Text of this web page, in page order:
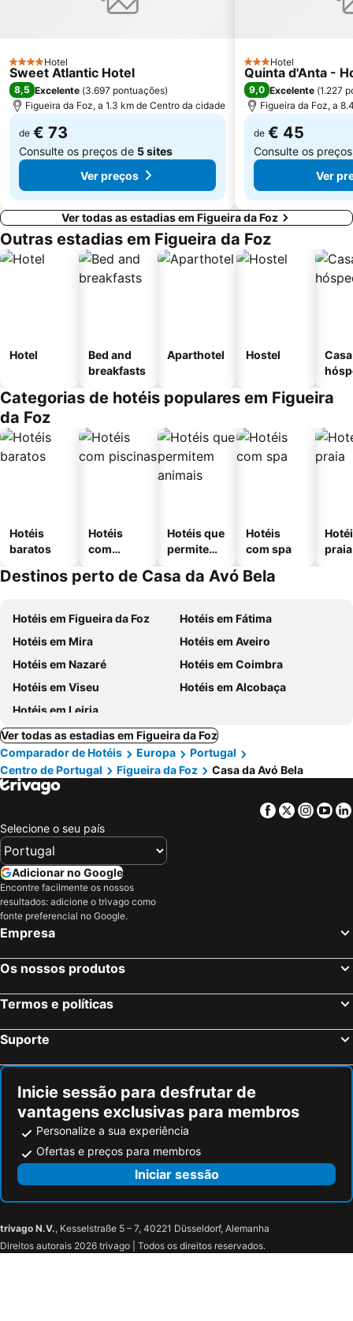
Praia Fluvial de Palheiros e Zorro
Complexo de Piscinas Rui Abreu
Museu Casal de Monte Redondo
Poço da Cruz Beach
Estádio Universitário de Coimbra
Quinta Vale do Pousado
4 Estrelas
Hotel
Sweet Atlantic Hotel
8,5 Excelente (3.697 pontuações)
Figueira da Foz, a 1.3 km de Centro da cidade
de € 73
Consulte os preços de 5 sites
Ver preços
3 Estrelas
Hotel
Quinta d'Anta -
9,0 Excelente (1.227
Figueira da Foz, a
de € 45
Consulte os
Ver
Ver todas as estadias em Figueira da Foz
Outras estadias em Figueira da Foz
Hotel
Bed and
breakfasts
Aparthotel Hostel
Categorias de hotéis populares em Figueira
da Foz
Hotéis
baratos
Hotéis
com
Hotéis que
permitem
Hotéis
com spa
praia
Destinos perto de Casa da Avó Bela
Hotéis em Figueira da Foz
Hotéis em Fátima
Hotéis em Mira
Hotéis em Aveiro
Hotéis em Nazaré
Hotéis em Coimbra
Hotéis em Viseu
Hotéis em Alcobaça
Hotéis em Leiria
Ver todas as estadias em Figueira da Foz
Comparador de Hotéis
Europa
Portugal
Centro de Portugal
Figueira da Foz Casa da Avó Bela
Facebook
Twitter
Selecione o seu país
Adicionar no Google
Encontre facilmente os nossos
resultados: adicione o trivago como
fonte preferencial no Google.
Empresa
Os nossos produtos
Termos e políticas
Suporte
Inicie sessão para desfrutar de
vantagens exclusivas para membros
Personalize a sua experiência
Ofertas e preços para membros
Iniciar sessão
trivago N.V., Kesselstraße 5 – 7, 40221 Düsseldorf, Alemanha
Direitos autorais 2026 trivago | Todos os direitos reservados.